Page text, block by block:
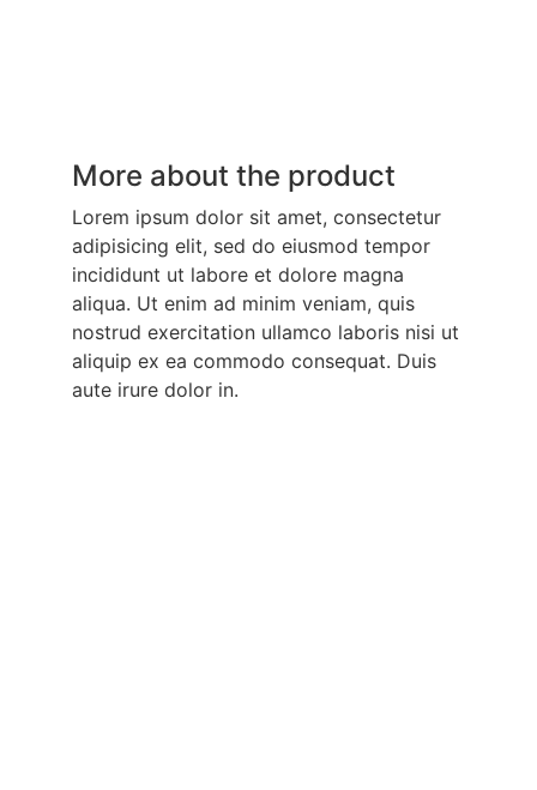
More about the product
Lorem ipsum dolor sit amet, consectetur
adipisicing elit, sed do eiusmod tempor
incididunt ut labore et dolore magna
aliqua. Ut enim ad minim veniam, quis
nostrud exercitation ullamco laboris nisi ut
aliquip ex ea commodo consequat. Duis
aute irure dolor in.